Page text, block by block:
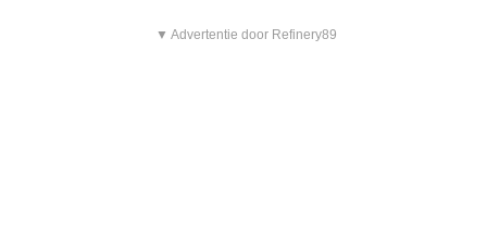
▼ Advertentie door Refinery89